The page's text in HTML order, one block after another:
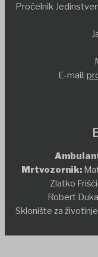
Pročelnik
E-mail:
Mrtvozornik:
Zlatko
Robert
Sklonište za